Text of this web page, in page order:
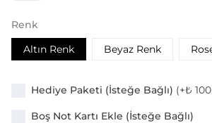
Renk
Altın Renk
Beyaz Renk
Hediye Paketi (İsteğe Bağlı) (+₺
Boş Not Kartı Ekle (İsteğe Bağlı)